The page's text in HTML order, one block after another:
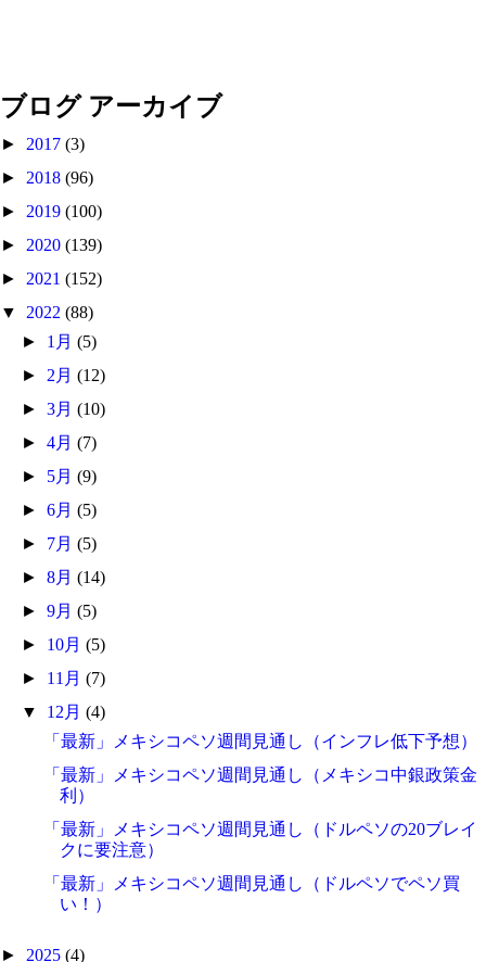
ブログ アーカイブ
► 2017 (3)
► 2018 (96)
► 2019 (100)
► 2020 (139)
► 2021 (152)
▼ 2022 (88)
► 1月(5)
► 2月(12)
►3月(10)
►4月(7)
► 5月(9)
►6月(5)
► 7月(5)
►8月(14)
►9月(5)
► 10月(5)
► 11月(7)
▼ 12月(4)
「最新」メキシコペソ週間見通し（インフレ低下予想）
「最新」メキシコペソ週間見通し（メキシコ中銀政策金
利）
「最新」メキシコペソ週間見通し（ドルペソの20ブレイ
クに要注意）
「最新」メキシコペソ週間見通し（ドルペソでペソ買
い！）
► 2025 (4)